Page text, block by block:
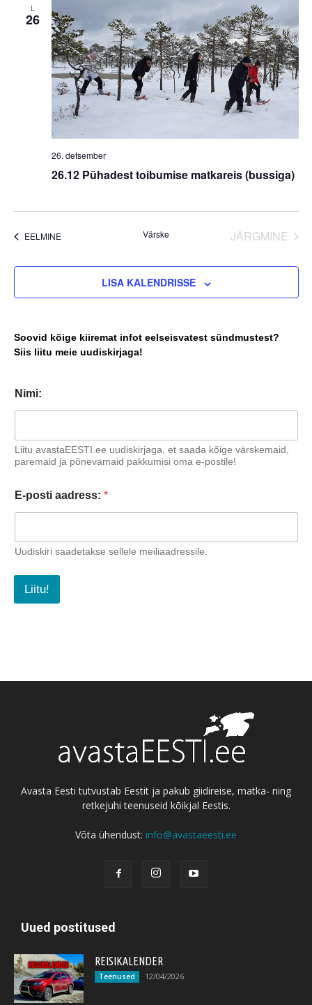
L
26
26.12 Pühadest toibumise matkareis (bussiga)
26. detsember
EELMINESÜNDMUS Värske
JÄRGMINE
LISA KALENDRISSE
Soovid kõige kiiremat infot eelseisvatest sündmustest?
Siis liitu meie uudiskirjaga!
Nimi:
Liitu avastaEESTI.ee uudiskirjaga, et saada kõige värskemaid,
paremaid ja põnevamaid pakkumisi oma e-postile!
E-posti aadress: *
Uudiskiri saadetakse sellele meiliaadressile.
Liitu!
Avasta Eesti tutvustab Eestit ja pakub giidireise, matka- ning
retkejuhi teenuseid kõikjal Eestis.
Võta ühendust: info@avastaeesti.ee
Uued postitused
REISIKALENDER
Teenused 12/04/2026